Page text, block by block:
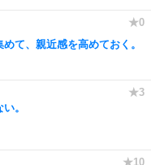
て、親近感を高めておく。
。